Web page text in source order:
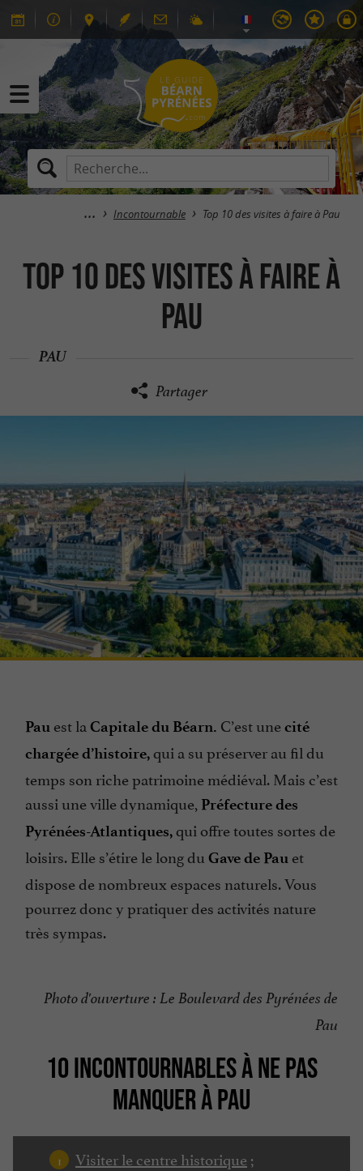
Incontournable Top 10 des visites à faire à Pau
Top 10 des visites à faire à
Pau
PAU
Partager
Pau est la Capitale du Béarn. C’est unecité
chargée d’histoire,qui a su préserver au fil du
temps son riche patrimoine médiéval. Mais c’est
aussi une ville dynamique, Préfecture des
Pyrénées-Atlantiques,qui offre toutes sortes de
loisirs. Elle s’étire le long du Gave de Pau et
dispose de nombreux espaces naturels. Vous
pourrez donc y pratiquer des activités nature
très sympas.
Photo d'ouverture : Le Boulevard des Pyrénées de
Pau
10 INCONTOURNABLES À NE PAS
MANQUER À PAU
Visiter le centre historique ;